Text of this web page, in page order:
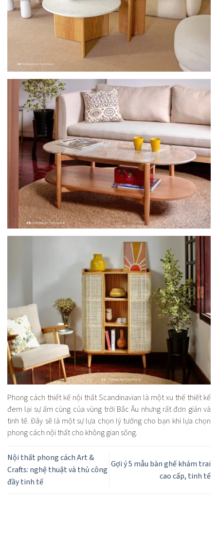
Phong cách thiết kế nội thất Scandinavian là một xu thế thiết kế
đem lại sự ấm cùng của vùng trời Bắc Âu nhưng rất đơn giản và
tinh tế. Đây sẽ là một sự lựa chọn lý tưởng cho bạn khi lựa chọn
phong cách nội thất cho không gian sống.
Nội thất phong cách Art &
Crafts: nghệ thuật và thủ công
đầy tinh tế
Gợi ý 5 mẫu bàn ghế khảm trai
cao cấp, tinh tế